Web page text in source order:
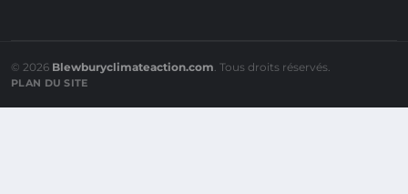
© 2026 Blewburyclimateaction.com. Tous droits réservés.
PLAN DU SITE